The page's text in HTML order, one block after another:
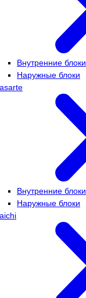
Внутренние блоки
Наружные блоки
Внутренние блоки
Наружные блоки